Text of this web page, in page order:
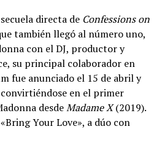
directa de Confessions on
también llegó al número uno,
con el DJ, productor y
su principal colaborador en
fue anunciado el 15 de abril y
en el primer
desdeMadame X(2019).
Your Love», a dúo con